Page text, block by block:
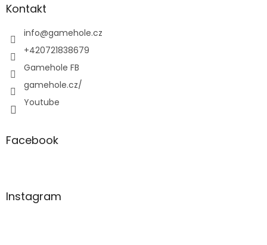
aKontakt
info@gamehole.cz
+420721838679
Gamehole FB
gamehole.cz/
Youtube
Facebook
Instagram